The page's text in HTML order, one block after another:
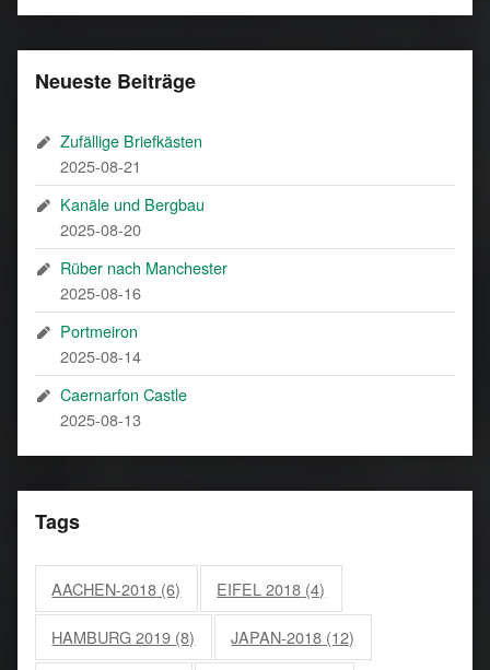
Neueste Beiträge
Zufällige Briefkästen
2025-08-21
Kanäle und Bergbau
2025-08-20
Rüber nach Manchester
2025-08-16
Portmeiron
2025-08-14
Caernarfon Castle
2025-08-13
Tags
AACHEN-2018 (6) EIFEL 2018 (4)
HAMBURG 2019 (8) JAPAN-2018 (12)